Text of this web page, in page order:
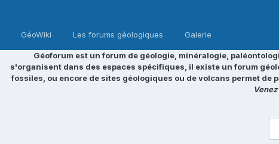
GéoWiki Les forums géologiques Galerie
Géoforum est un forum de géologie, minéralogie,
s'organisent dans des espaces spécifiques, il existe un forum
fossiles, ou encore de sites géologiques ou de volcans permet de